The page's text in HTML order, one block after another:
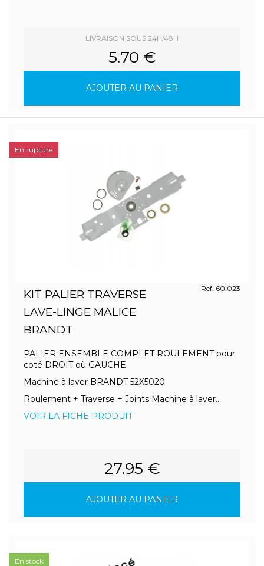
LIVRAISON SOUS 24H/48H
5.70 €
AJOUTER AU PANIER
KIT PALIER TRAVERSE
LAVE-LINGE MALICE
BRANDT
Ref. 60.023
PALIER ENSEMBLE COMPLET ROULEMENT pour
coté DROIT où GAUCHE
Machine à laver BRANDT 52X5020
Roulement + Traverse + Joints Machine à laver...
VOIR LA FICHE PRODUIT
27.95 €
AJOUTER AU PANIER
En rupture
En stock